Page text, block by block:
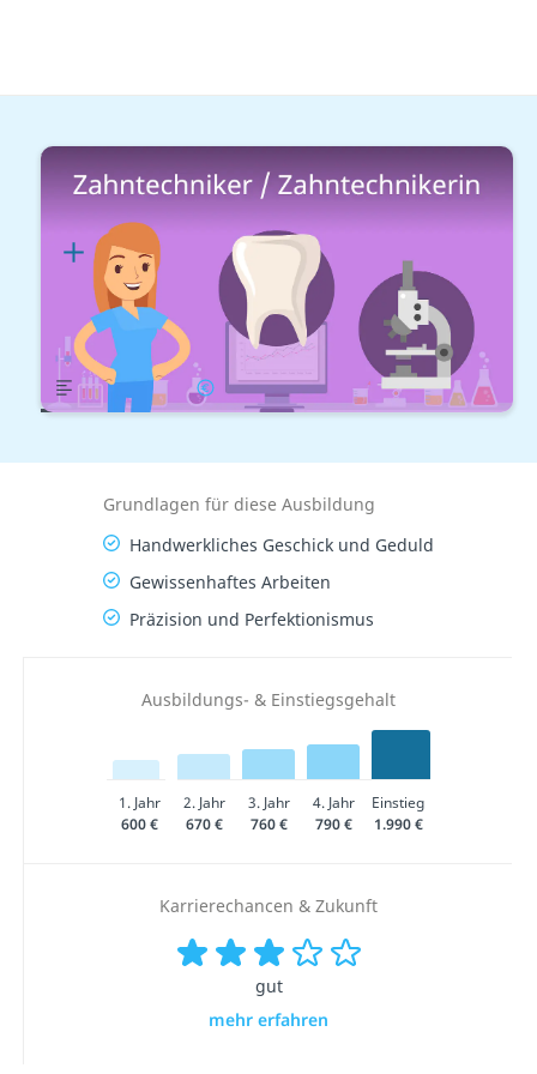
IT & Technik
Zahntechniker / Zahntechnikerin
Lernplan
Übersicht Gehalt
Grundlagen für diese Ausbildung
Handwerkliches Geschick und Geduld
Gewissenhaftes Arbeiten
Präzision und Perfektionismus
Ausbildungs- & Einstiegsgehalt
1. Jahr 2. Jahr 3. Jahr 4. Jahr
Einstieg
600 €
670 € 760 € 790 € 1.990 €
Karrierechancen & Zukunft
gut
mehr erfahren